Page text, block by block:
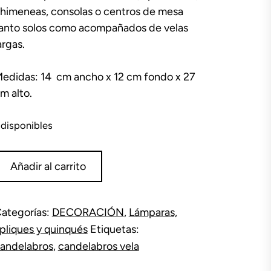
consolas o centros de mesa
solos como acompañados de velas
14 cm ancho x 12 cm fondo x 27
alto.
disponibles
Añadir al carrito
DECORACIÓN, Lámparas,
y quinqués Etiquetas:
,candelabros vela